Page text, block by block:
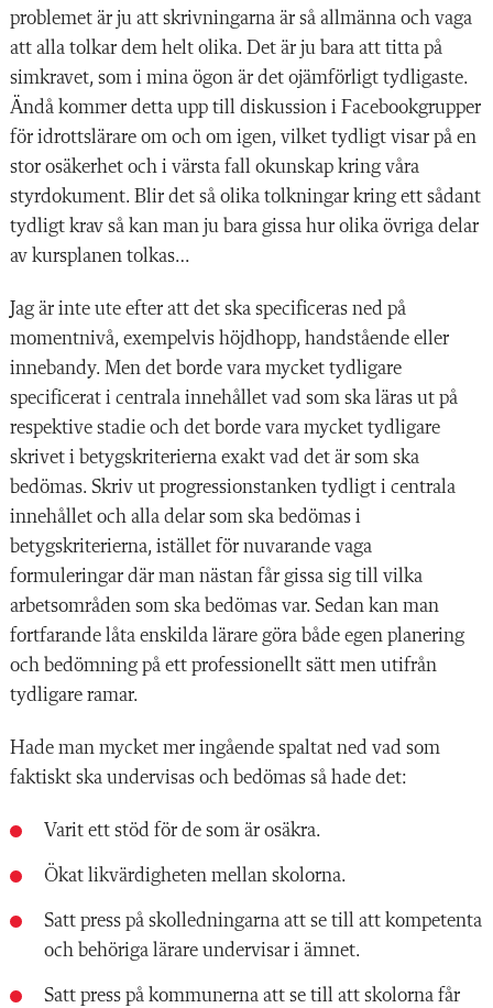
problemet är ju att skrivningarna är så allmänna och vaga
att alla tolkar dem helt olika. Det är ju bara att titta på
simkravet, som i mina ögon är det ojämförligt tydligaste.
Ändå kommer detta upp till diskussion i Facebookgrupper
för idrottslärare om och om igen, vilket tydligt visar på en
stor osäkerhet och i värsta fall okunskap kring våra
styrdokument. Blir det så olika tolkningar kring ett sådant
tydligt krav så kan man ju bara gissa hur olika övriga delar
av kursplanen tolkas…
Jag är inte ute efter att det ska specificeras ned på
momentnivå, exempelvis höjdhopp, handstående eller
innebandy. Men det borde vara mycket tydligare
specificerat i centrala innehållet vad som ska läras ut på
respektive stadie och det borde vara mycket tydligare
skrivet i betygskriterierna exakt vad det är som ska
bedömas. Skriv ut progressionstanken tydligt i centrala
innehållet och alla delar som ska bedömas i
betygskriterierna, istället för nuvarande vaga
formuleringar där man nästan får gissa sig till vilka
arbetsområden som ska bedömas var. Sedan kan man
fortfarande låta enskilda lärare göra både egen planering
och bedömning på ett professionellt sätt men utifrån
tydligare ramar.
Hade man mycket mer ingående spaltat ned vad som
faktiskt ska undervisas och bedömas så hade det:
Varit ett stöd för de som är osäkra.
Ökat likvärdigheten mellan skolorna.
Satt press på skolledningarna att se till att kompetenta
och behöriga lärare undervisar i ämnet.
Satt press på kommunerna att se till att skolorna får